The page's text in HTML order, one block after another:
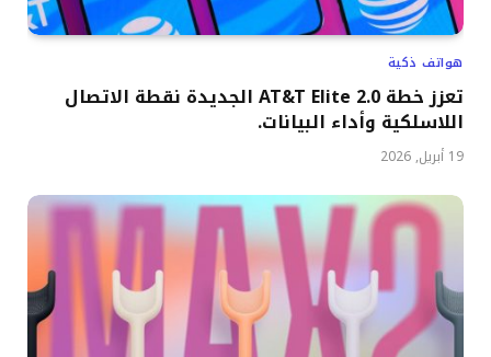
هواتف ذكية
تعزز خطة AT&T Elite 2.0 الجديدة نقطة الاتصال
اللاسلكية وأداء البيانات.
19 أبريل, 2026